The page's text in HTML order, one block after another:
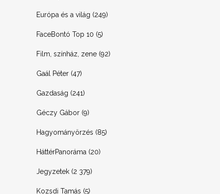
Európa és a világ (249)
FaceBontó Top 10 (5)
Film, színház, zene (92)
Gaál Péter (47)
Gazdaság (241)
Géczy Gábor (9)
Hagyományörzés (85)
HáttérPanoráma (20)
Jegyzetek (2 379)
Kozsdi Tamás (5)